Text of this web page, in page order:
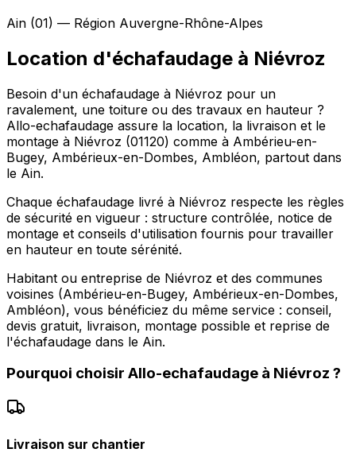
Ain (01) — Région Auvergne-Rhône-Alpes
Location d'échafaudage à Niévroz
Besoin d'un échafaudage à Niévroz pour un
ravalement, une toiture ou des travaux en hauteur ?
Allo-echafaudage assure la location, la livraison et le
montage à Niévroz (01120) comme à Ambérieu-en-
Bugey, Ambérieux-en-Dombes, Ambléon, partout dans
le Ain.
Chaque échafaudage livré à Niévroz respecte les règles
de sécurité en vigueur : structure contrôlée, notice de
montage et conseils d'utilisation fournis pour travailler
en hauteur en toute sérénité.
Habitant ou entreprise de Niévroz et des communes
voisines (Ambérieu-en-Bugey, Ambérieux-en-Dombes,
Ambléon), vous bénéficiez du même service : conseil,
devis gratuit, livraison, montage possible et reprise de
l'échafaudage dans le Ain.
Pourquoi choisir Allo-echafaudage à Niévroz ?
Livraison sur chantier